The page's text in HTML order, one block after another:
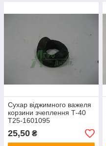
Сухар віджимного важеля
корзини зчеплення Т-40
Т25-1601095
25,50 ₴